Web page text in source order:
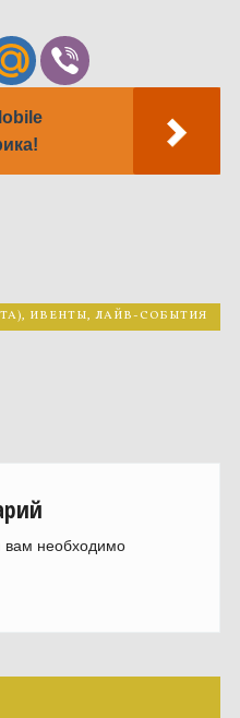
, ИВЕНТЫ,ЛАЙВ-СОБЫТИЯ
вам необходимо